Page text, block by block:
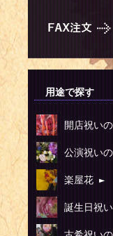
用途で探す
開店祝い
公演祝い
楽屋花 ►
誕生日祝